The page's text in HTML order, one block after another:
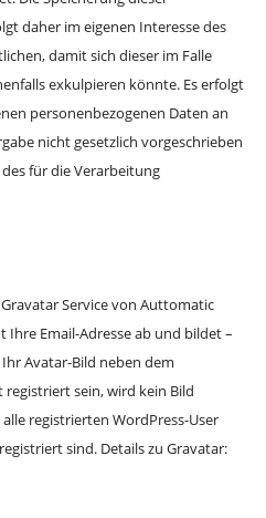
daher im eigenen Interesse des
damit sich dieser im Falle
exkulpieren könnte. Es erfolgt
personenbezogenen Daten an
nicht gesetzlich vorgeschrieben
für die Verarbeitung
Service von Auttomatic
Email-Adresse ab und bildet –
Avatar-Bild neben dem
sein, wird kein Bild
registrierten WordPress-User
sind. Details zu Gravatar: